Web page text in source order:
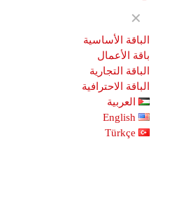
الباقة الأساسية
باقة الأعمال
الباقة التجارية
الباقة الاحترافية
العربية
English
Türkçe